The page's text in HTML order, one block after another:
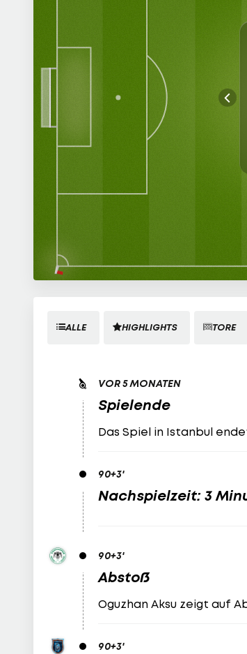
ALLE HIGHLIGHTS TORE
VOR 5 MONATEN
Spielende
Das Spiel in Istanbul
90+3'
Nachspielzeit: 3
90+3'
Abstoß
Oguzhan Aksu zeigt auf
90+3'